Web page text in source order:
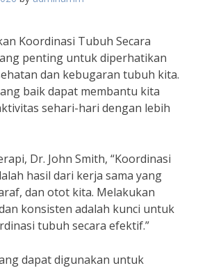
Koordinasi Tubuh Secara
penting untuk diperhatikan
dan kebugaran tubuh kita.
baik dapat membantu kita
sehari-hari dengan lebih
Dr. John Smith, “Koordinasi
hasil dari kerja sama yang
dan otot kita. Melakukan
konsisten adalah kunci untuk
tubuh secara efektif.”
dapat digunakan untuk